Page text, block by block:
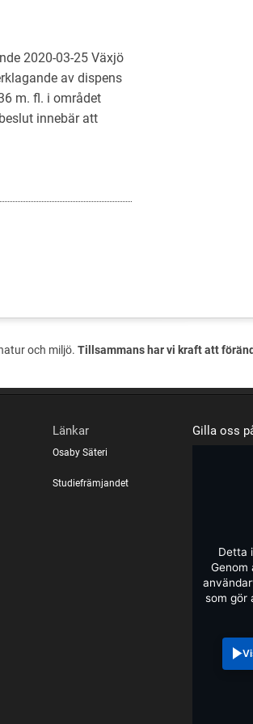
03-25 Växjö
av dispens
m. fl. i området
innebär att
och miljö. Tillsammans har vi kraft att
Länkar
Osaby Säteri
Studiefrämjandet
Gilla oss
Detta
Genom
som gör